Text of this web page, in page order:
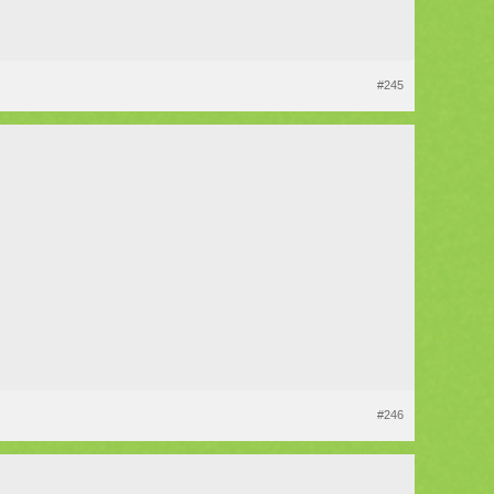
#245
#246